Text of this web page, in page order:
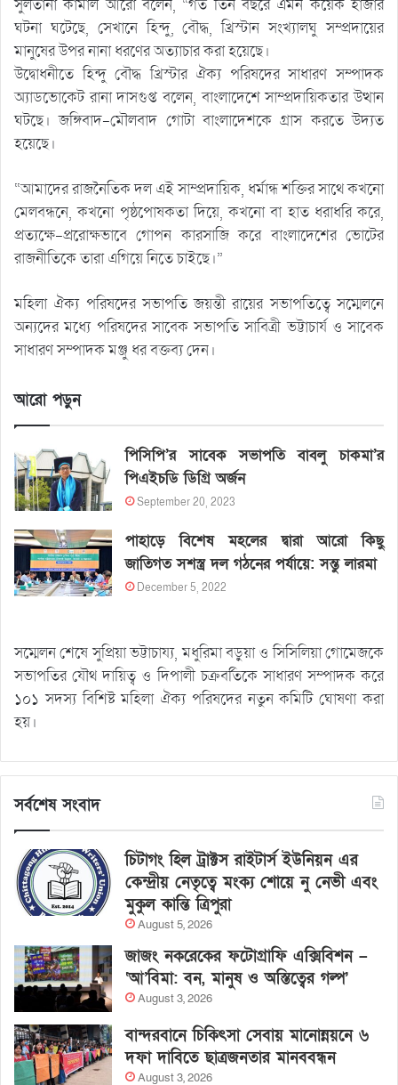
সুলতানা কামাল আরো বলেন, “গত তিন বছরে এমন কয়েক হাজার
ঘটনা ঘটেছে, সেখানে হিন্দু, বৌদ্ধ, খ্রিস্টান সংখ্যালঘু সম্প্রদায়ের
মানুষের উপর নানা ধরণের অত্যাচার করা হয়েছে।
উদ্বোধনীতে হিন্দু বৌদ্ধ খ্রিস্টার ঐক্য পরিষদের সাধারণ সম্পাদক
অ্যাডভোকেট রানা দাসগুপ্ত বলেন, বাংলাদেশে সাম্প্রদায়িকতার উত্থান
ঘটছে। জঙ্গিবাদ-মৌলবাদ গোটা বাংলাদেশকে গ্রাস করতে উদ্যত
হয়েছে।
“আমাদের রাজনৈতিক দল এই সাম্প্রদায়িক, ধর্মান্ধ শক্তির সাথে কখনো
মেলবন্ধনে, কখনো পৃষ্ঠপোষকতা দিয়ে, কখনো বা হাত ধরাধরি করে,
প্রত্যক্ষে-প্ররোক্ষভাবে গোপন কারসাজি করে বাংলাদেশের ভোটের
রাজনীতিকে তারা এগিয়ে নিতে চাইছে।”
মহিলা ঐক্য পরিষদের সভাপতি জয়ন্তী রায়ের সভাপতিত্বে সম্মেলনে
অন্যদের মধ্যে পরিষদের সাবেক সভাপতি সাবিত্রী ভট্টাচার্য ও সাবেক
সাধারণ সম্পাদক মঞ্জু ধর বক্তব্য দেন।
আরো পড়ুন
পিসিপি’র সাবেক সভাপতি বাবলু চাকমা’র
পিএইচডি ডিগ্রি অর্জন
September 20, 2023
পাহাড়ে বিশেষ মহলের দ্বারা আরো কিছু
জাতিগত সশস্ত্র দল গঠনের পর্যায়ে: সন্তু লারমা
December 5, 2022
সম্মেলন শেষে সুপ্রিয়া ভট্টাচায্য, মধুরিমা বড়ুয়া ও সিসিলিয়া গোমেজকে
সভাপতির যৌথ দায়িত্ব ও দিপালী চক্রবর্তিকে সাধারণ সম্পাদক করে
১০১ সদস্য বিশিষ্ট মহিলা ঐক্য পরিষদের নতুন কমিটি ঘোষণা করা
হয়।
সর্বশেষ সংবাদ
চিটাগং হিল ট্রাক্টস রাইটার্স ইউনিয়ন এর
কেন্দ্রীয় নেতৃত্বে মংক্য শোয়ে নু নেভী এবং
মুকুল কান্তি ত্রিপুরা
August 5, 2026
জাজং নকরেকের ফটোগ্রাফি এক্সিবিশন –
‘আ’বিমা: বন, মানুষ ও অস্তিত্বের গল্প’
August 3, 2026
বান্দরবানে চিকিৎসা সেবায় মানোন্নয়নে ৬
দফা দাবিতে ছাত্রজনতার মানববন্ধন
August 3, 2026